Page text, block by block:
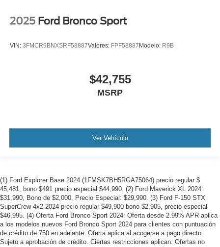
2025 Ford Bronco Sport
VIN: 3FMCR9BNXSRF58887Valores: FPF58887Modelo: R9B
$42,755
MSRP
Ver Vehículo
(1) Ford Explorer Base 2024 (1FMSK7BH5RGA75064) precio regular $
45,481, bono $491 precio especial $44,990. (2) Ford Maverick XL 2024
$31,990, Bono de $2,000, Precio Especial: $29,990. (3) Ford F-150 STX
SuperCrew 4x2 2024 precio regular $49,900 bono $2,905, precio especial
$46,995. (4) Oferta Ford Bronco Sport 2024: Oferta desde 2.99% APR aplica
a los modelos nuevos Ford Bronco Sport 2024 para clientes con puntuación
de crédito de 750 en adelante. Oferta aplica al acogerse a pago directo.
Sujeto a aprobación de crédito. Ciertas restricciones aplican. Ofertas no